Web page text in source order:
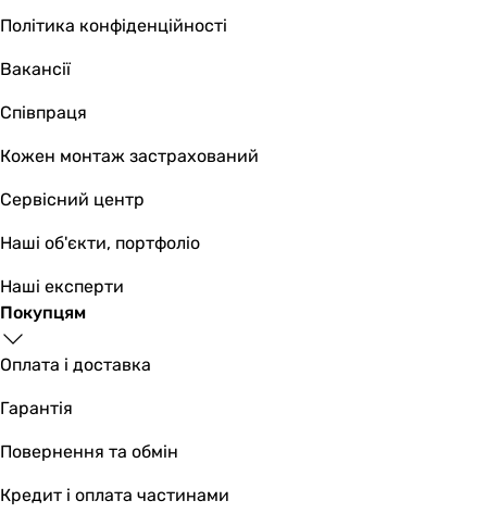
Політика конфіденційності
Вакансії
Співпраця
Кожен монтаж застрахований
Сервісний центр
Наші об'єкти, портфоліо
Наші експерти
Покупцям
Оплата і доставка
Гарантія
Повернення та обмін
Кредит і оплата частинами